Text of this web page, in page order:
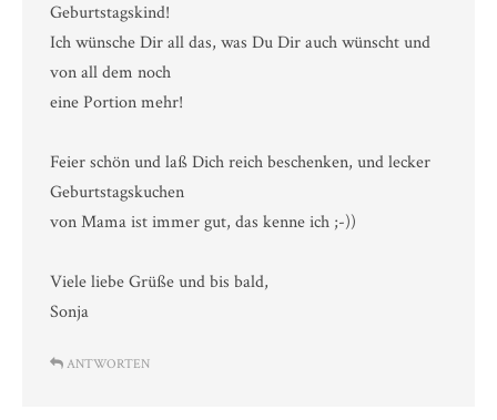
Geburtstagskind!
Ich wünsche Dir all das, was Du Dir auch wünscht und
von all dem noch
eine Portion mehr!
Feier schön und laß Dich reich beschenken, und lecker
Geburtstagskuchen
von Mama ist immer gut, das kenne ich ;-))
Viele liebe Grüße und bis bald,
Sonja
ANTWORTEN